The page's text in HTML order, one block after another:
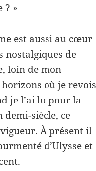
? »
est aussi au cœur
nostalgiques de
loin de mon
où je revois
je l’ai lu pour la
siècle, ce
À présent il
d’Ulysse et